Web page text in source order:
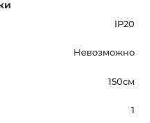
IP20
Невозможно
150см
1